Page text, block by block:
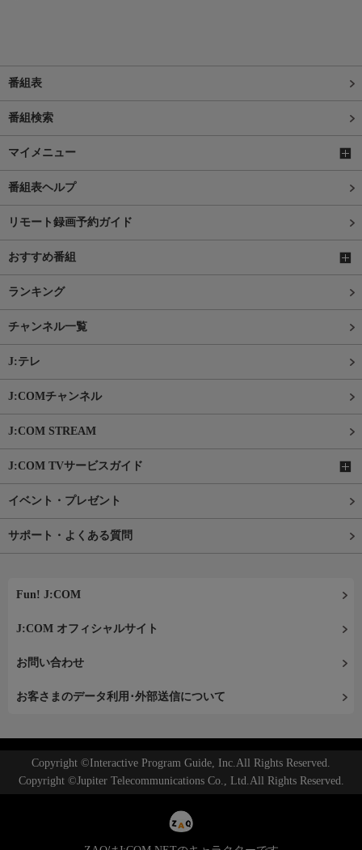
番組表
番組検索
マイメニュー
番組表ヘルプ
リモート録画予約ガイド
おすすめ番組
ランキング
チャンネル一覧
J:テレ
J:COMチャンネル
J:COM STREAM
J:COM TVサービスガイド
イベント・プレゼント
サポート・よくある質問
Fun! J:COM
J:COM オフィシャルサイト
お問い合わせ
お客さまのデータ利用･外部送信について
Copyright ©Interactive Program Guide, Inc.All Rights Reserved.
Copyright ©Jupiter Telecommunications Co., Ltd.All Rights Reserved.